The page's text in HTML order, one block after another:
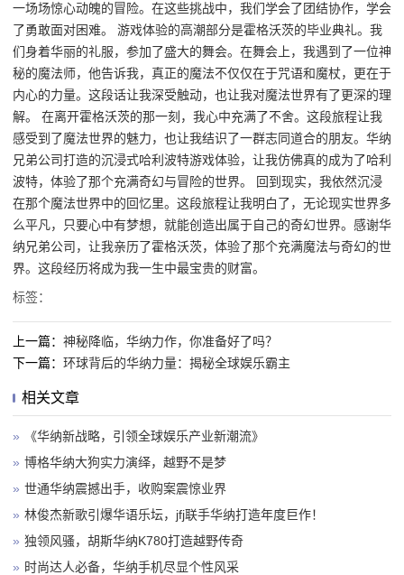
一场场惊心动魄的冒险。在这些挑战中，我们学会了团结协作，学会
了勇敢面对困难。 游戏体验的高潮部分是霍格沃茨的毕业典礼。我
们身着华丽的礼服，参加了盛大的舞会。在舞会上，我遇到了一位神
秘的魔法师，他告诉我，真正的魔法不仅仅在于咒语和魔杖，更在于
内心的力量。这段话让我深受触动，也让我对魔法世界有了更深的理
解。 在离开霍格沃茨的那一刻，我心中充满了不舍。这段旅程让我
感受到了魔法世界的魅力，也让我结识了一群志同道合的朋友。华纳
兄弟公司打造的沉浸式哈利波特游戏体验，让我仿佛真的成为了哈利
波特，体验了那个充满奇幻与冒险的世界。 回到现实，我依然沉浸
在那个魔法世界中的回忆里。这段旅程让我明白了，无论现实世界多
么平凡，只要心中有梦想，就能创造出属于自己的奇幻世界。感谢华
纳兄弟公司，让我亲历了霍格沃茨，体验了那个充满魔法与奇幻的世
界。这段经历将成为我一生中最宝贵的财富。
标签：
上一篇： 神秘降临，华纳力作，你准备好了吗？
下一篇： 环球背后的华纳力量：揭秘全球娱乐霸主
相关文章
»
《华纳新战略，引领全球娱乐产业新潮流》
» 博格华纳大狗实力演绎，越野不是梦
» 世通华纳震撼出手，收购案震惊业界
» 林俊杰新歌引爆华语乐坛，jfj联手华纳打造年度巨作！
» 独领风骚，胡斯华纳K780打造越野传奇
» 时尚达人必备，华纳手机尽显个性风采